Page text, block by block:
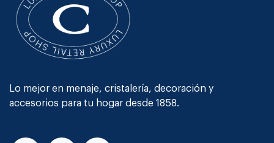
Lo mejor en menaje, cristalería, decoración y
accesorios para tu hogar desde 1858.